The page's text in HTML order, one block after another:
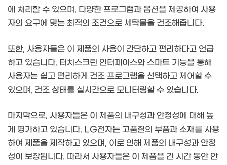
에 처리할 수 있으며, 다양한 프로그램과 옵션을 제공하여 사용
자의 요구에 맞는 최적의 조건으로 세탁물을 건조해줍니다.
또한, 사용자들은 이 제품의 사용이 간단하고 편리하다고 언급
하고 있습니다. 터치스크린 인터페이스와 스마트 기능을 통해
사용자는 쉽고 편리하게 건조 프로그램을 선택하고 제어할 수
있으며, 건조 상태를 실시간으로 모니터링할 수 있습니다.
마지막으로, 사용자들은 이 제품의 내구성과 안정성에 대해 높
게 평가하고 있습니다. LG전자는 고품질의 부품과 소재를 사용
하여 제품을 제작하고 있으며, 이로 인해 제품의 내구성과 안정
성이 보장됩니다. 따라서 사용자들은 이 제품을 긴 시간 동안 안